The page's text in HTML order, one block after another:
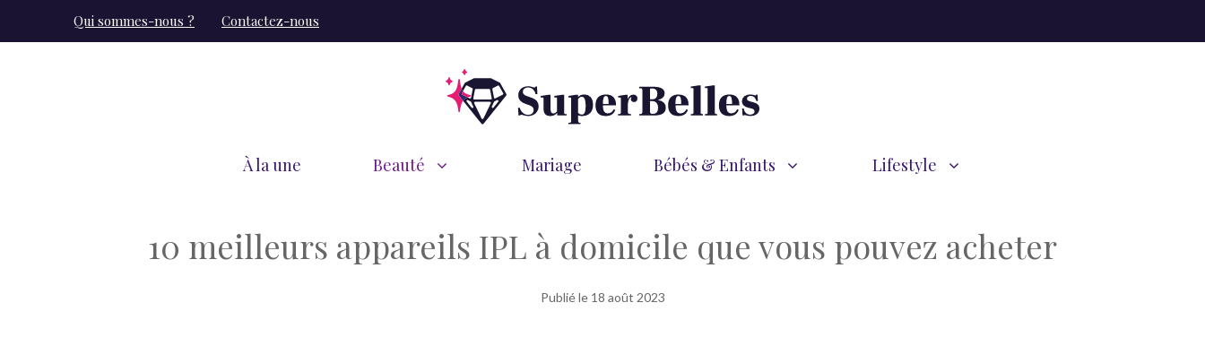
au
Qui sommes-nous ? Contactez-nous
À la une Beauté Mariage Bébés & Enfants Lifestyle
10 meilleurs appareils IPL à domicile que vous pouvez acheter
Publié le 18 août 2023